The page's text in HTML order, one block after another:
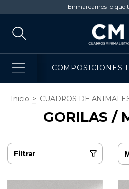
Enmarcamos lo que
COMPOSICIONES
Inicio > CUADROS DE
GORILAS /
Filtrar